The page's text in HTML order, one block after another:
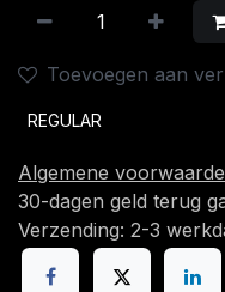
Toevoegen aan
REGULAR
Algemene
30-dagen geld terug
Verzending: 2-3